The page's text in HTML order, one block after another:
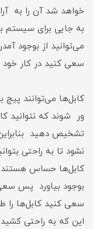
خواهد شد آن را به
به جایی برای سیستم
می‌توانید از بوجود
سعی کنید در کار خود
کابل‌ها می‌توانند پیچ
ور شوند که نتوانید
تشخیص دهید
نشود تا به راحتی
کابل‌ها حساس هستند و
بوجود بیاورد پس
سعی کنید کابل‌ها را
این که به راحتی